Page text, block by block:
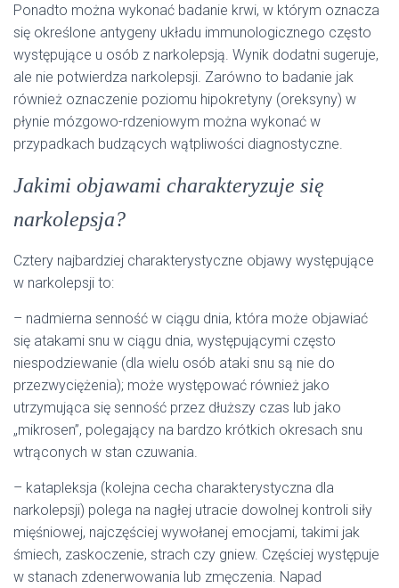
Ponadto można wykonać badanie krwi, w którym oznacza
się określone antygeny układu immunologicznego często
występujące u osób z narkolepsją. Wynik dodatni sugeruje,
ale nie potwierdza narkolepsji. Zarówno to badanie jak
również oznaczenie poziomu hipokretyny (oreksyny) w
płynie mózgowo-rdzeniowym można wykonać w
przypadkach budzących wątpliwości diagnostyczne.
Jakimi objawami charakteryzuje się
narkolepsja?
Cztery najbardziej charakterystyczne objawy występujące
w narkolepsji to:
– nadmierna senność w ciągu dnia, która może objawiać
się atakami snu w ciągu dnia, występującymi często
niespodziewanie (dla wielu osób ataki snu są nie do
przezwyciężenia); może występować również jako
utrzymująca się senność przez dłuższy czas lub jako
„mikrosen”, polegający na bardzo krótkich okresach snu
wtrąconych w stan czuwania.
– katapleksja (kolejna cecha charakterystyczna dla
narkolepsji) polega na nagłej utracie dowolnej kontroli siły
mięśniowej, najczęściej wywołanej emocjami, takimi jak
śmiech, zaskoczenie, strach czy gniew. Częściej występuje
w stanach zdenerwowania lub zmęczenia. Napad